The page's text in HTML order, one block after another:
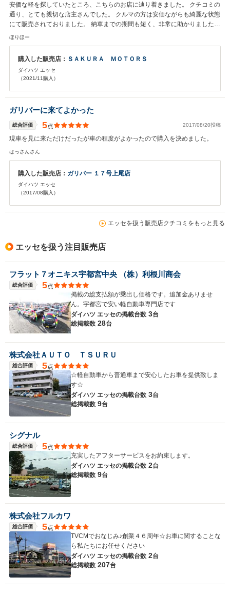
安価な軽を探していたところ、こちらのお店に辿り着きました。 クチコミの
通り、とても親切な店主さんでした。 クルマの方は安価ながらも綺麗な状態
にて販売されておりました。 納車までの期間も短く、非常に助かりました。
ありがとうございました。
ほりほー
購入した販売店： ＳＡＫＵＲＡ ＭＯＴＯＲＳ
ダイハツ エッセ
（2021/11購入）
ガリバーに来てよかった
総合評価 5点 2017/08/20投稿
現車を見に来ただけだったが車の程度がよかったので購入を決めました。
はっさんさん
購入した販売店： ガリバー １７号上尾店
ダイハツ エッセ
（2017/08購入）
エッセを扱う販売店クチコミをもっと見る
エッセを扱う注目販売店
フラット７オニキス宇都宮中央 （株）利根川商会
総合評価 5点
掲載の総支払額が乗出し価格です。追加金ありませ
ん。宇都宮で安い軽自動車専門店です
ダイハツ エッセの掲載台数 3台
総掲載数 28台
株式会社ＡＵＴＯ ＴＳＵＲＵ
総合評価 5点
☆軽自動車から普通車まで安心したお車を提供致しま
す☆
ダイハツ エッセの掲載台数 3台
総掲載数 9台
シグナル
総合評価 5点
充実したアフターサービスをお約束します。
ダイハツ エッセの掲載台数 2台
総掲載数 9台
株式会社フルカワ
総合評価 5点
TVCMでおなじみ♪創業４６周年☆お車に関することな
ら私たちにお任せください
ダイハツ エッセの掲載台数 2台
総掲載数 207台